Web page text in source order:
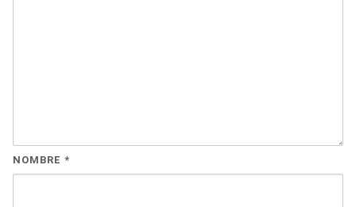
NOMBRE *